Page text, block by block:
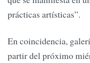
prácticas artísticas”.
En coincidencia,
partir del próximo